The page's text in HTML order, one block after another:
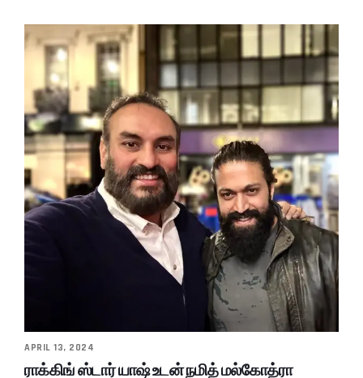
APRIL 13, 2024
ராக்கிங் ஸ்டார் யாஷ் உடன் நமித் மல்கோத்ரா